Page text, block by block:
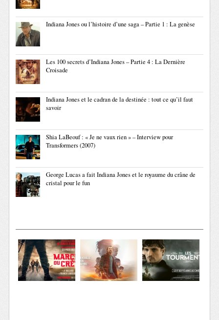
Indiana Jones ou l’histoire d’une saga – Partie 1 : La genèse
Les 100 secrets d’Indiana Jones – Partie 4 : La Dernière
Croisade
Indiana Jones et le cadran de la destinée : tout ce qu’il faut
savoir
Shia LaBeouf : « Je ne vaux rien » – Interview pour
Transformers (2007)
George Lucas a fait Indiana Jones et le royaume du crâne de
cristal pour le fun